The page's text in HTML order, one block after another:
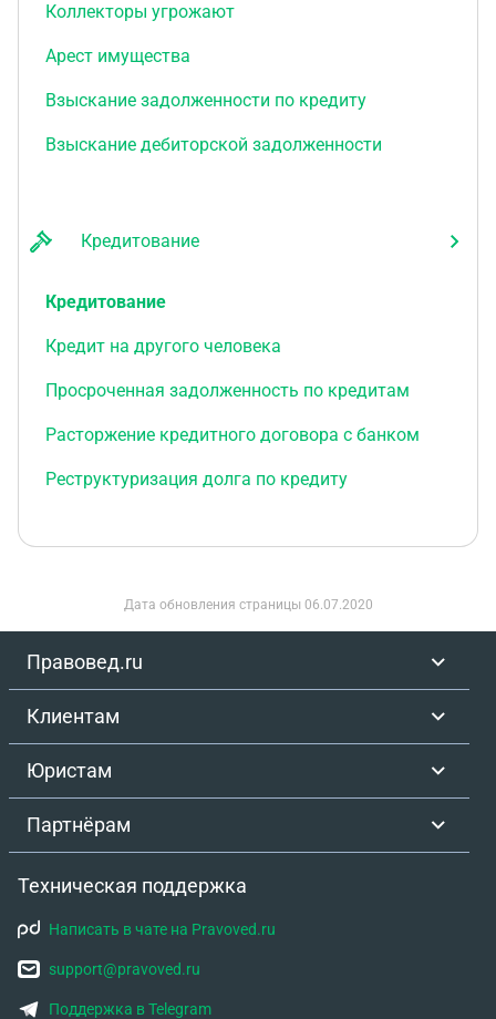
Коллекторы угрожают
Арест имущества
Взыскание задолженности по кредиту
Взыскание дебиторской задолженности
Кредитование
Кредитование
Кредит на другого человека
Просроченная задолженность по кредитам
Расторжение кредитного договора с банком
Реструктуризация долга по кредиту
Дата обновления страницы 06.07.2020
Правовед.ru
Клиентам
Юристам
Партнёрам
Техническая поддержка
Написать в чате на Pravoved.ru
support@pravoved.ru
Поддержка в Telegram